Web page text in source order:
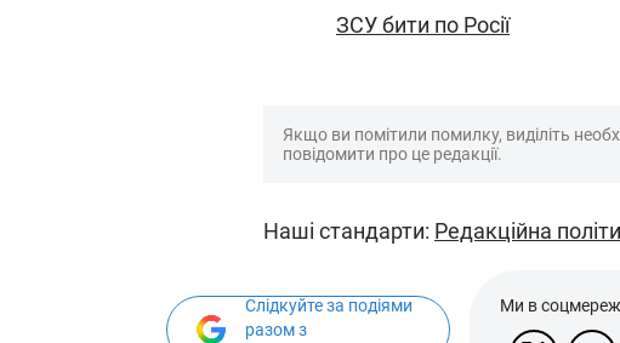
ЗСУ бити по Росії
Якщо ви помітили помилку, виділіть
повідомити про це редакції.
Наші стандарти: Редакційна
Слідкуйте за подіями
разом з
Ми в